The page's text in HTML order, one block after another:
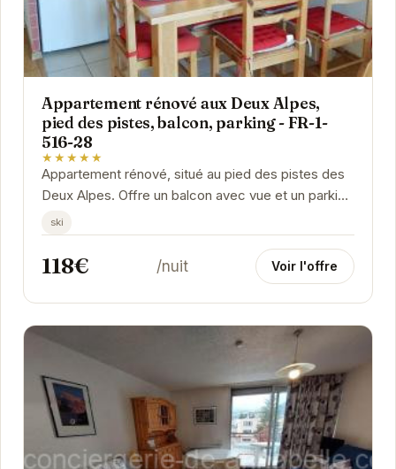
Appartement rénové aux Deux Alpes,
pied des pistes, balcon, parking - FR-1-
516-28
★★★★★
Appartement rénové, situé au pied des pistes des
Deux Alpes. Offre un balcon avec vue et un parking
privé. Idéal pour un séjour au ski en...
ski
118€ /nuit Voir l'offre